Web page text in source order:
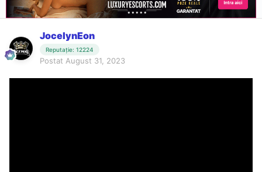
JocelynEon
Reputație: 12224
Postat August 31, 2023